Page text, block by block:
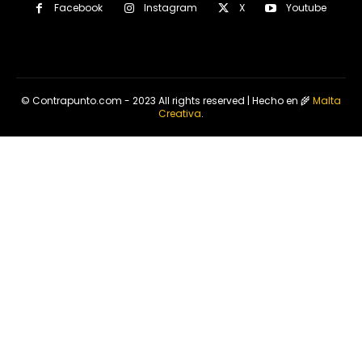
Facebook Instagram X Youtube
© Contrapunto.com - 2023 All rights reserved | Hecho en 🌾Malta
Creativa.